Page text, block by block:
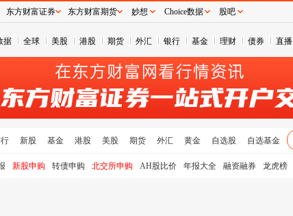
据 全球 美股 港股 期货 外汇 银行 基金 理财 债券 直播
新股 基金 港股 美股 期货 外汇 黄金 自选股 自选基金
新股申购 转债申购 北交所申购 AH股比价 年报大全 融资融券 龙虎榜
东方财富证券 东方财富期货 妙想 Choice数据 股吧